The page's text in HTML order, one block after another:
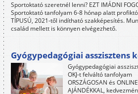
Sportoktató szeretnél lenni? EZT IMÁDNI
Sportoktató tanfolyam 6-8 hónap alatt
TÍPUSÚ, 2021-től indítható szakképesítés.
család mellett is könnyen elvégezhető.
Gyógypedagógiai asszisztens
Gyógypedagógiai
OKJ-t felváltó tanfolyam
ORSZÁGOSAN és ONLINE.
AJÁNDÉKKAL,